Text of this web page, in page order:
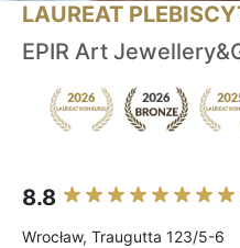
LAUREAT
EPIR Art
8.8
Wrocław, Traugutta 123/5-6